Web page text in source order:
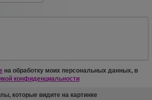
на обработку моих персональных данных, в
конфиденциальности
которые видите на картинке